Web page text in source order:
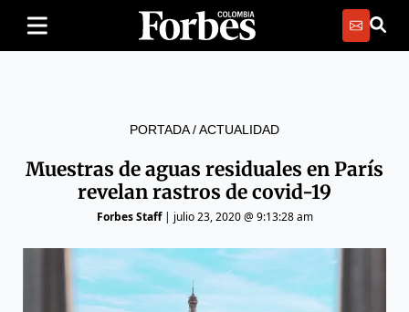
PORTADA/ACTUALIDAD
Muestras de aguas residuales en París
revelan rastros de covid-19
Forbes Staff| julio 23, 2020 @ 9:13:28 am